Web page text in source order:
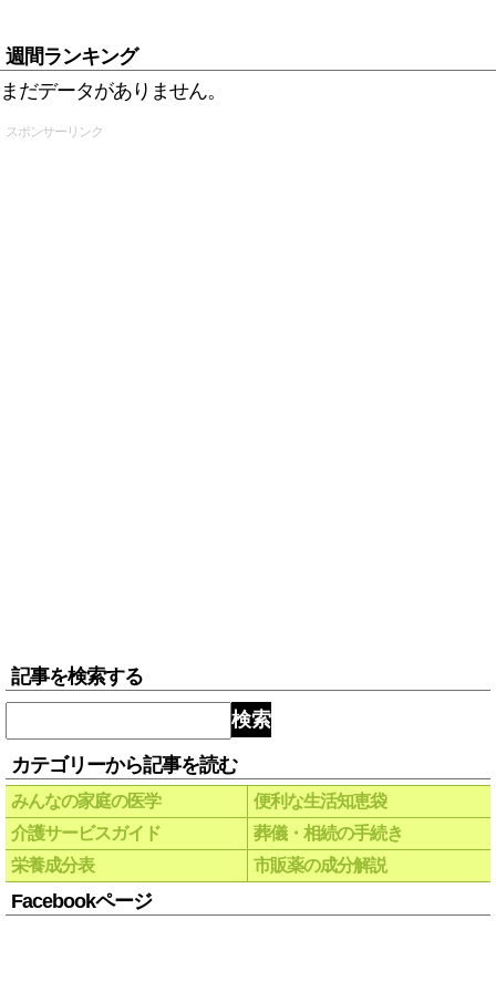
週間ランキング
まだデータがありません。
スポンサーリンク
記事を検索する
検索
カテゴリーから記事を読む
みんなの家庭の医学
便利な生活知恵袋
介護サービスガイド
葬儀・相続の手続き
栄養成分表
市販薬の成分解説
Facebookページ